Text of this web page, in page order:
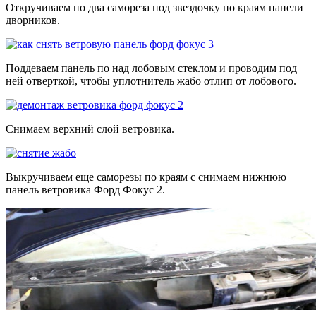
Откручиваем по два самореза под звездочку по краям панели
дворников.
Поддеваем панель по над лобовым стеклом и проводим под
ней отверткой, чтобы уплотнитель жабо отлип от лобового.
Снимаем верхний слой ветровика.
Выкручиваем еще саморезы по краям с снимаем нижнюю
панель ветровика Форд Фокус 2.